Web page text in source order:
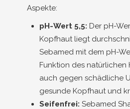
Aspekte:
pH-Wert 5,5: Der pH-
Kopfhaut liegt
Sebamed mit dem pH-
Funktion des natürlichen
auch gegen schädliche
gesunde Kopfhaut und
Seifenfrei: Sebamed